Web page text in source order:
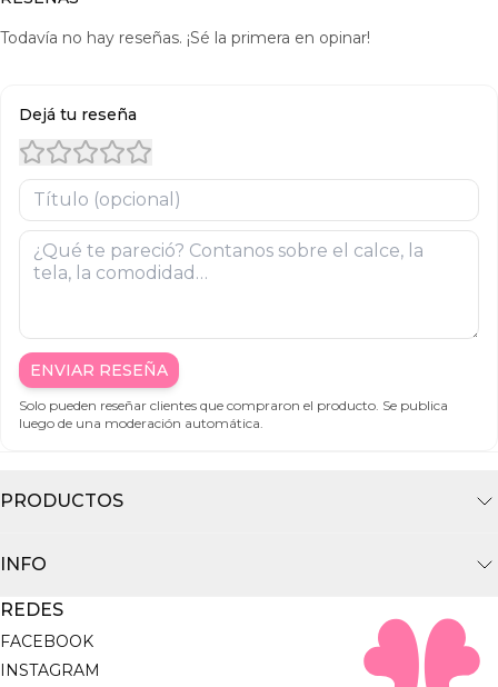
Todavía no hay reseñas. ¡Sé la primera en opinar!
Dejá tu reseña
ENVIAR RESEÑA
Solo pueden reseñar clientes que compraron el producto. Se publica
luego de una moderación automática.
PRODUCTOS
INFO
REDES
FACEBOOK
INSTAGRAM